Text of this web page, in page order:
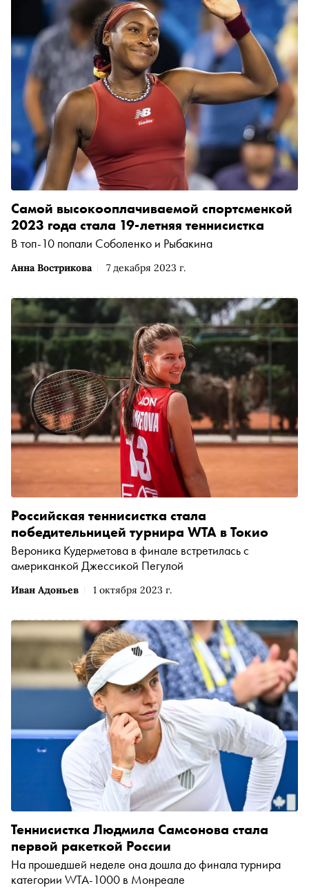
Анна Вострикова 7 декабря 2023 г.
Самой высокооплачиваемой спортсменкой
2023 года стала 19-летняя теннисистка
В топ-10 попали Соболенко и Рыбакина
Иван Адоньев 1 октября 2023 г.
Российская теннисистка стала
победительницей турнира WTA в Токио
Вероника Кудерметова в финале встретилась с
американкой Джессикой Пегулой
Теннисистка Людмила Самсонова стала
первой ракеткой России
На прошедшей неделе она дошла до финала турнира
категории WTA-1000 в Монреале